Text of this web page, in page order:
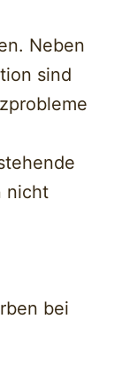
Neben
sind
nicht
bei